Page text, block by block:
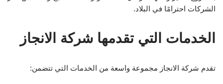
الشركات احترامًا في البلاد.
الخدمات التي تقدمها شركة الانجاز
تقدم شركة الانجاز مجموعة واسعة من الخدمات التي تتضمن: